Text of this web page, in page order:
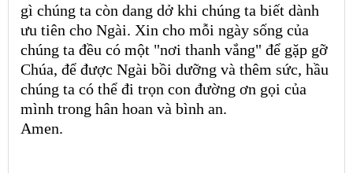
gì chúng ta còn dang dở khi chúng ta biết dành
ưu tiên cho Ngài. Xin cho mỗi ngày sống của
chúng ta đều có một "nơi thanh vắng" để gặp gỡ
Chúa, để được Ngài bồi dưỡng và thêm sức, hầu
chúng ta có thể đi trọn con đường ơn gọi của
mình trong hân hoan và bình an.
Amen.